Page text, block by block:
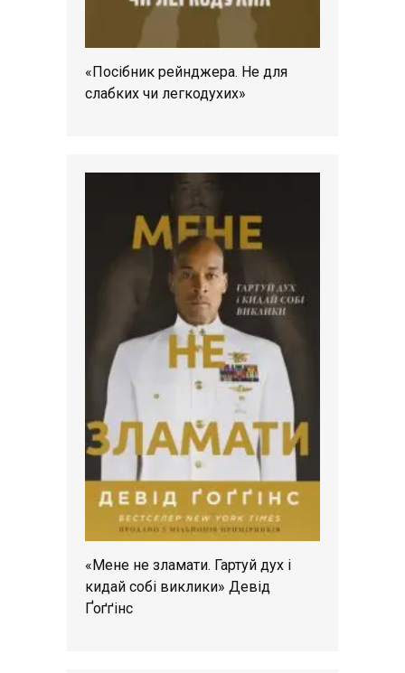
«Посібник рейнджера. Не для
слабких чи легкодухих»
«Мене не зламати. Гартуй дух і
кидай собі виклики» Девід
Ґоґґінс